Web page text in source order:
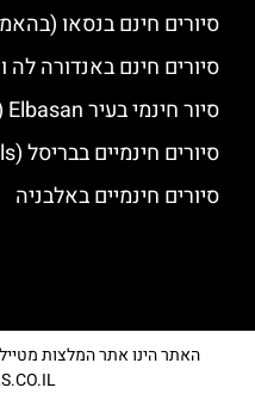
סיורים חינם בנסאו
סיורים חינם באנדורה לה
סיור חינמי בעיר Elbasan (אלבסן) במרכז אלבניה
סיורים חינמיים בבריסל (Brussels) בירת בלגיה
סיורים חינמיים באלבניה
האתר הינו אתר המלצות